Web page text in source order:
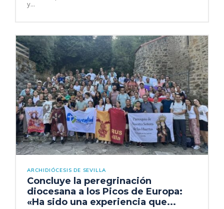
y...
ARCHIDIÓCESIS DE SEVILLA
Concluye la peregrinación
diocesana a los Picos de Europa:
«Ha sido una experiencia que...